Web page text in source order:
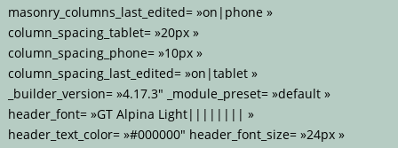
masonry_columns_last_edited= »on|phone »
column_spacing_tablet= »20px »
column_spacing_phone= »10px »
column_spacing_last_edited= »on|tablet »
_builder_version= »4.17.3″ _module_preset= »default »
header_font= »GT Alpina Light|||||||| »
header_text_color= »#000000″ header_font_size= »24px »